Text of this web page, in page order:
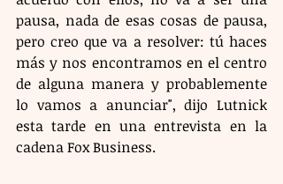
pausa, nada de esas cosas de pausa,
pero creo que va a resolver: tú haces
más y nos encontramos en el centro
de alguna manera y probablemente
lo vamos a anunciar", dijo Lutnick
esta tarde en una entrevista en la
cadena Fox Business.